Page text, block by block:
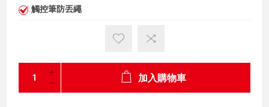
觸控筆防丟繩
加入購物車